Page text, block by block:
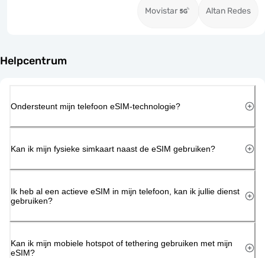
Movistar Altan Redes
Helpcentrum
Ondersteunt mijn telefoon eSIM-technologie?
Kan ik mijn fysieke simkaart naast de eSIM gebruiken?
Ik heb al een actieve eSIM in mijn telefoon, kan ik jullie dienst
gebruiken?
Kan ik mijn mobiele hotspot of tethering gebruiken met mijn
eSIM?